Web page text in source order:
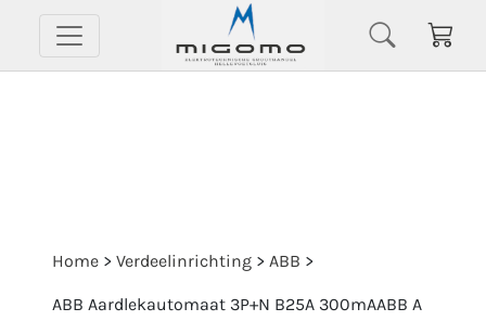
Home > Verdeelinrichting > ABB >
ABB Aardlekautomaat 3P+N B25A 300mAABB A